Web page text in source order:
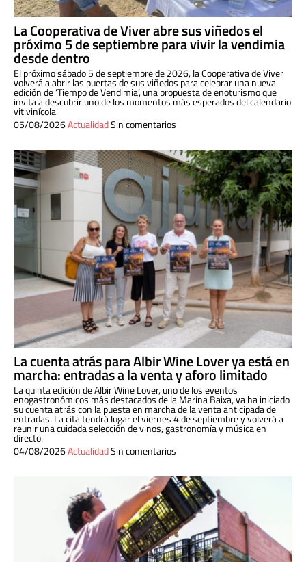
La Cooperativa de Viver abre sus viñedos el
próximo 5 de septiembre para vivir la vendimia
desde dentro
El próximo sábado 5 de septiembre de 2026, la Cooperativa de Viver
volverá a abrir las puertas de sus viñedos para celebrar una nueva
edición de ‘Tiempo de Vendimia’, una propuesta de enoturismo que
invita a descubrir uno de los momentos más esperados del calendario
vitivinícola.
05/08/2026ActualidadSin comentarios
La cuenta atrás para Albir Wine Lover ya está en
marcha: entradas a la venta y aforo limitado
La quinta edición de Albir Wine Lover, uno de los eventos
enogastronómicos más destacados de la Marina Baixa, ya ha iniciado
su cuenta atrás con la puesta en marcha de la venta anticipada de
entradas. La cita tendrá lugar el viernes 4 de septiembre y volverá a
reunir una cuidada selección de vinos, gastronomía y música en
directo.
04/08/2026ActualidadSin comentarios